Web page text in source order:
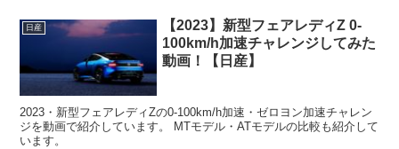
日産
【2023】新型フェアレディZ 0-
100km/h加速チャレンジしてみた
動画！【日産】
2023・新型フェアレディZの0-100km/h加速・ゼロヨン加速チャレン
ジを動画で紹介しています。 MTモデル・ATモデルの比較も紹介して
います。